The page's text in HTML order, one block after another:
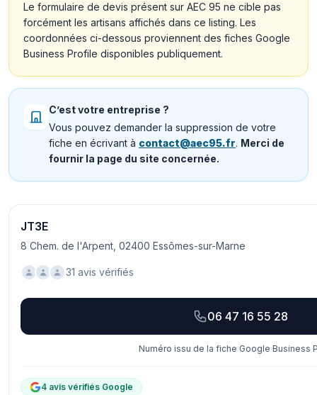
Le formulaire de devis présent sur AEC 95 ne cible pas
forcément les artisans affichés dans ce listing. Les
coordonnées ci-dessous proviennent des fiches Google
Business Profile disponibles publiquement.
C’est votre entreprise ?
Vous pouvez demander la suppression de votre
fiche en écrivant à contact@aec95.fr. Merci de
fournir la page du site concernée.
JT3E
8 Chem. de l'Arpent, 02400 Essômes-sur-Marne
31 avis vérifiés
06 47 16 55 28
Numéro issu de la fiche Google Business
4 avis vérifiés Google